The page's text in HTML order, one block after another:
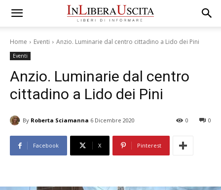
Home Eventi Anzio. Luminarie dal centro cittadino a Lido dei Pini
Eventi
Anzio. Luminarie dal centro
cittadino a Lido dei Pini
By Roberta Sciamanna 6 Dicembre 2020 0
0
Facebook X Pinterest